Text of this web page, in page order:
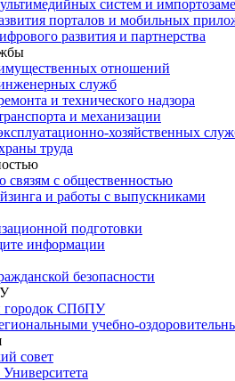
систем и
порталов и мобильных
развития и партнерства
отношений
служб
и технического надзора
и механизации
хозяйственных
труда
связям с общественностью
и работы с выпускниками
подготовки
информации
безопасности
городок СПбПУ
учебно-
совет